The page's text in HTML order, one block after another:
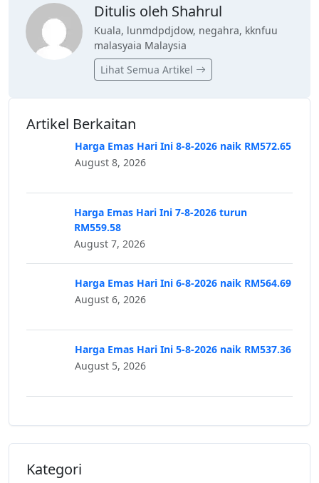
Ditulis oleh Shahrul
Kuala, lunmdpdjdow, negahra, kknfuu
malasyaia Malaysia
Lihat Semua Artikel
Artikel Berkaitan
Harga Emas Hari Ini 8-8-2026 naik RM572.65
August 8, 2026
Harga Emas Hari Ini 7-8-2026 turun
RM559.58
August 7, 2026
Harga Emas Hari Ini 6-8-2026 naik RM564.69
August 6, 2026
Harga Emas Hari Ini 5-8-2026 naik RM537.36
August 5, 2026
Kategori